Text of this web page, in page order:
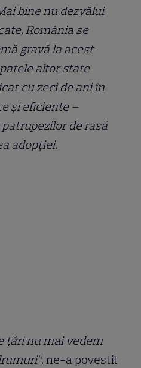
bine nu dezvălui
România se
gravă la acest
altor state
cu zeci de ani în
și eficiente –
de rasă
adopției.
țări nu mai vedem
ne-a povestit